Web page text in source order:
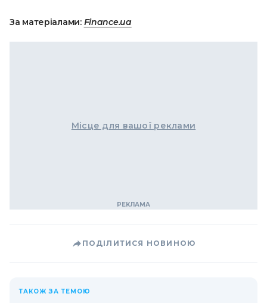
За матеріалами: Finance.ua
Місце для вашої реклами
ПОДІЛИТИСЯ НОВИНОЮ
ТАКОЖ ЗА ТЕМОЮ